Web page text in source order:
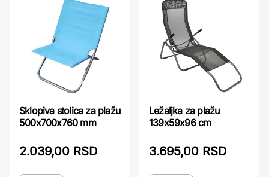
Sklopiva stolica za plažu
500x700x760 mm
2.039,00 RSD
Ležaljka za plažu
139x59x96 cm
3.695,00 RSD